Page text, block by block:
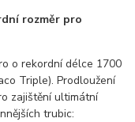
rozměr pro
o rekordní délce 1700
Triple). Prodloužení
zajištění ultimátní
trubic: